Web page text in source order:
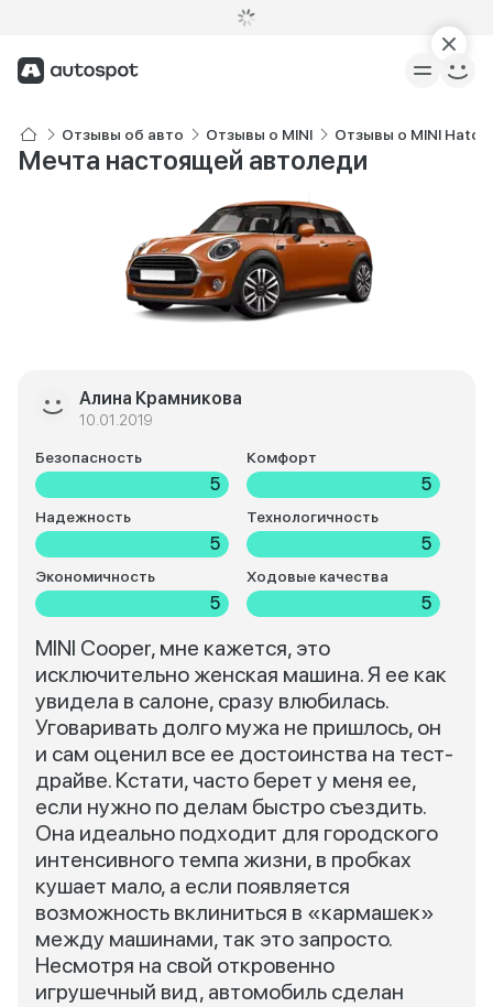
Отзывы об авто Отзывы о MINI Отзывы о MINI Hatch
Мечта настоящей автоледи
Алина Крамникова
10.01.2019
Безопасность
5
Комфорт
5
Надежность
5
Технологичность
5
Экономичность
5
Ходовые качества
5
MINI Cooper, мне кажется, это
исключительно женская машина. Я ее как
увидела в салоне, сразу влюбилась.
Уговаривать долго мужа не пришлось, он
и сам оценил все ее достоинства на тест-
драйве. Кстати, часто берет у меня ее,
если нужно по делам быстро съездить.
Она идеально подходит для городского
интенсивного темпа жизни, в пробках
кушает мало, а если появляется
возможность вклиниться в «кармашек»
между машинами, так это запросто.
Несмотря на свой откровенно
игрушечный вид, автомобиль сделан